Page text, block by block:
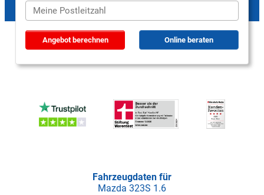
Angebot berechnen Online beraten
Fahrzeugdaten für
Mazda 323S 1.6